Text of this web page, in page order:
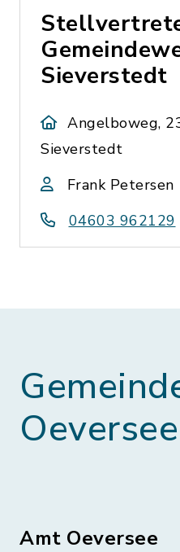
Sieverstedt
Angelboweg,
Sieverstedt
Frank Petersen
04603 962129
Oeversee
Amt Oeversee